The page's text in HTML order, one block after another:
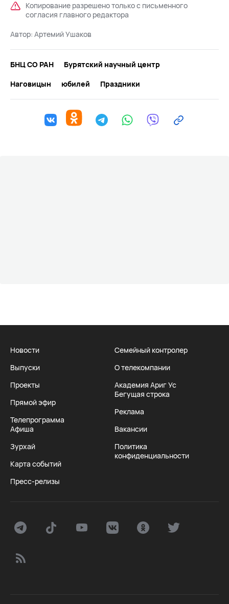
Копирование разрешено только с письменного
согласия главного редактора
Автор: Артемий Ушаков
БНЦ СО РАН
Бурятский научный центр
Наговицын
юбилей Праздники
Новости
Выпуски
Проекты
Прямой эфир
Телепрограмма
Афиша
Зурхай
Карта событий
Пресс-релизы
Семейный контролер
О телекомпании
Академия Ариг Ус
Бегущая строка
Реклама
Вакансии
Политика
конфиденциальности